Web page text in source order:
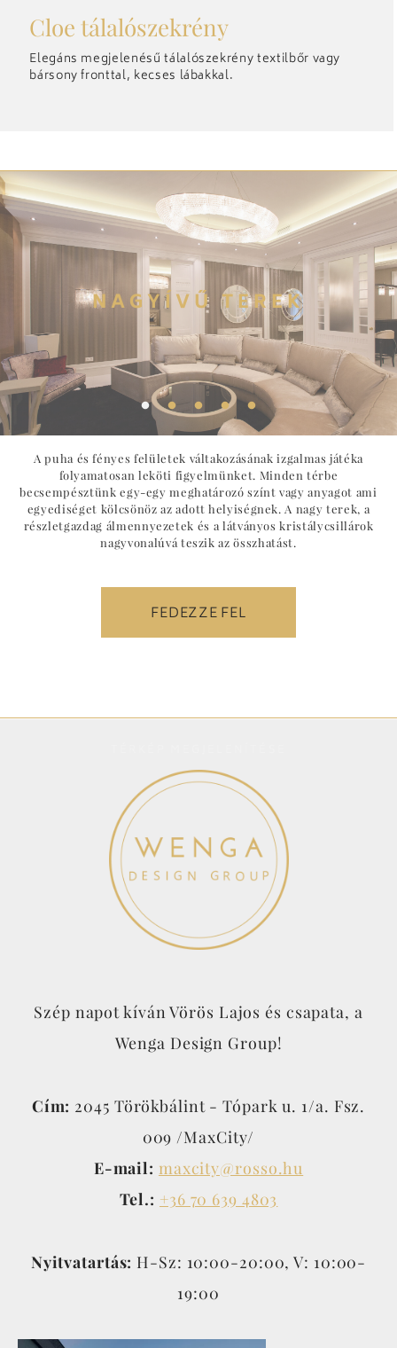
Cloe tálalószekrény
Elegáns megjelenésű tálalószekrény textilbőr vagy
bársony fronttal, kecses lábakkal.
NAGYÍVŰ TEREK
A puha és fényes felületek váltakozásának izgalmas játéka
folyamatosan leköti figyelmünket. Minden térbe
becsempésztünk egy-egy meghatározó színt vagy anyagot ami
egyediséget kölcsönöz az adott helyiségnek. A nagy terek, a
részletgazdag álmennyezetek és a látványos kristálycsillárok
nagyvonalúvá teszik az összhatást.
FEDEZZE FEL
Szép napot kíván Vörös Lajos és csapata, a
Wenga Design Group!
Cím: 2045 Törökbálint - Tópark u. 1/a. Fsz.
009 /MaxCity/
E-mail: maxcity@rosso.hu
Tel.: +36 70 639 4803
Nyitvatartás: H-Sz: 10:00-20:00, V: 10:00-
19:00